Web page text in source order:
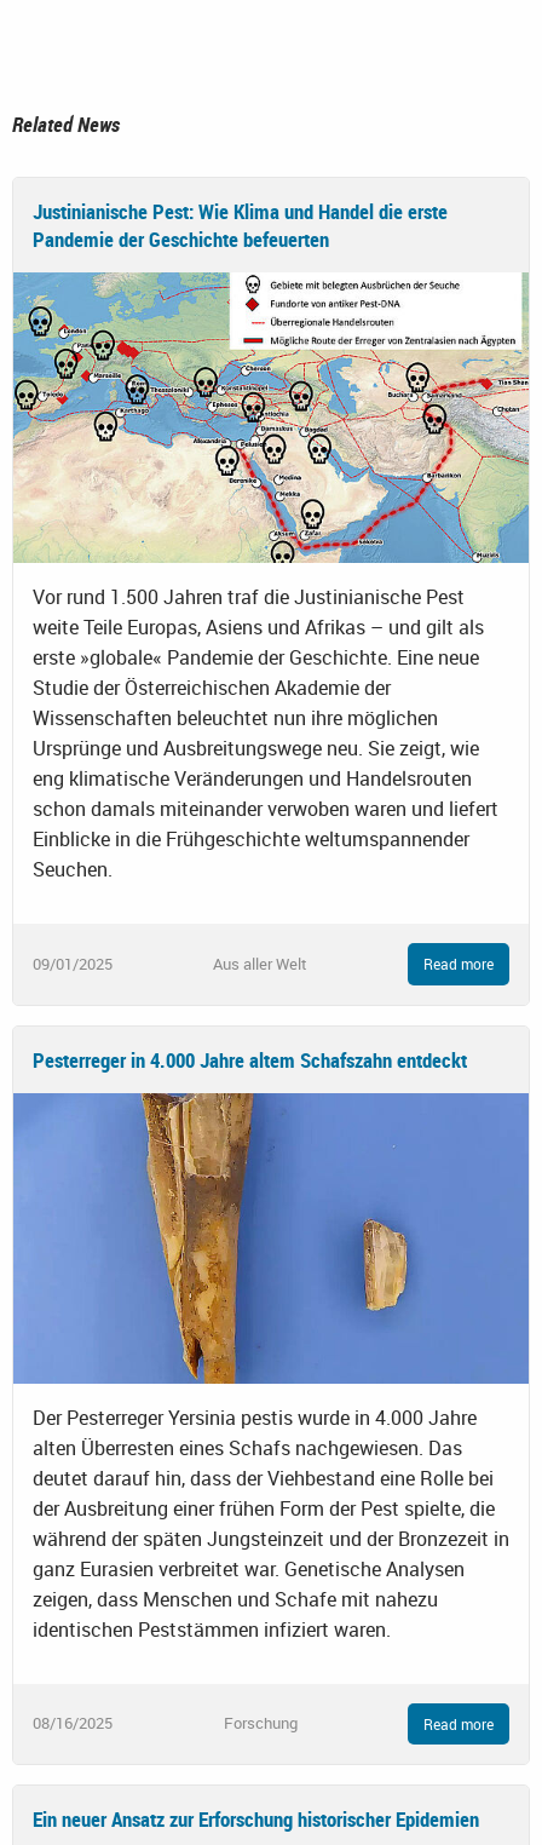
Related News
Justinianische Pest: Wie Klima und Handel die erste
Pandemie der Geschichte befeuerten
Vor rund 1.500 Jahren traf die Justinianische Pest
weite Teile Europas, Asiens und Afrikas – und gilt als
erste »globale« Pandemie der Geschichte. Eine neue
Studie der Österreichischen Akademie der
Wissenschaften beleuchtet nun ihre möglichen
Ursprünge und Ausbreitungswege neu. Sie zeigt, wie
eng klimatische Veränderungen und Handelsrouten
schon damals miteinander verwoben waren und liefert
Einblicke in die Frühgeschichte weltumspannender
Seuchen.
09/01/2025 Aus aller Welt Read more
Pesterreger in 4.000 Jahre altem Schafszahn entdeckt
Der Pesterreger Yersinia pestis wurde in 4.000 Jahre
alten Überresten eines Schafs nachgewiesen. Das
deutet darauf hin, dass der Viehbestand eine Rolle bei
der Ausbreitung einer frühen Form der Pest spielte, die
während der späten Jungsteinzeit und der Bronzezeit in
ganz Eurasien verbreitet war. Genetische Analysen
zeigen, dass Menschen und Schafe mit nahezu
identischen Peststämmen infiziert waren.
08/16/2025 Forschung Read more
Ein neuer Ansatz zur Erforschung historischer Epidemien